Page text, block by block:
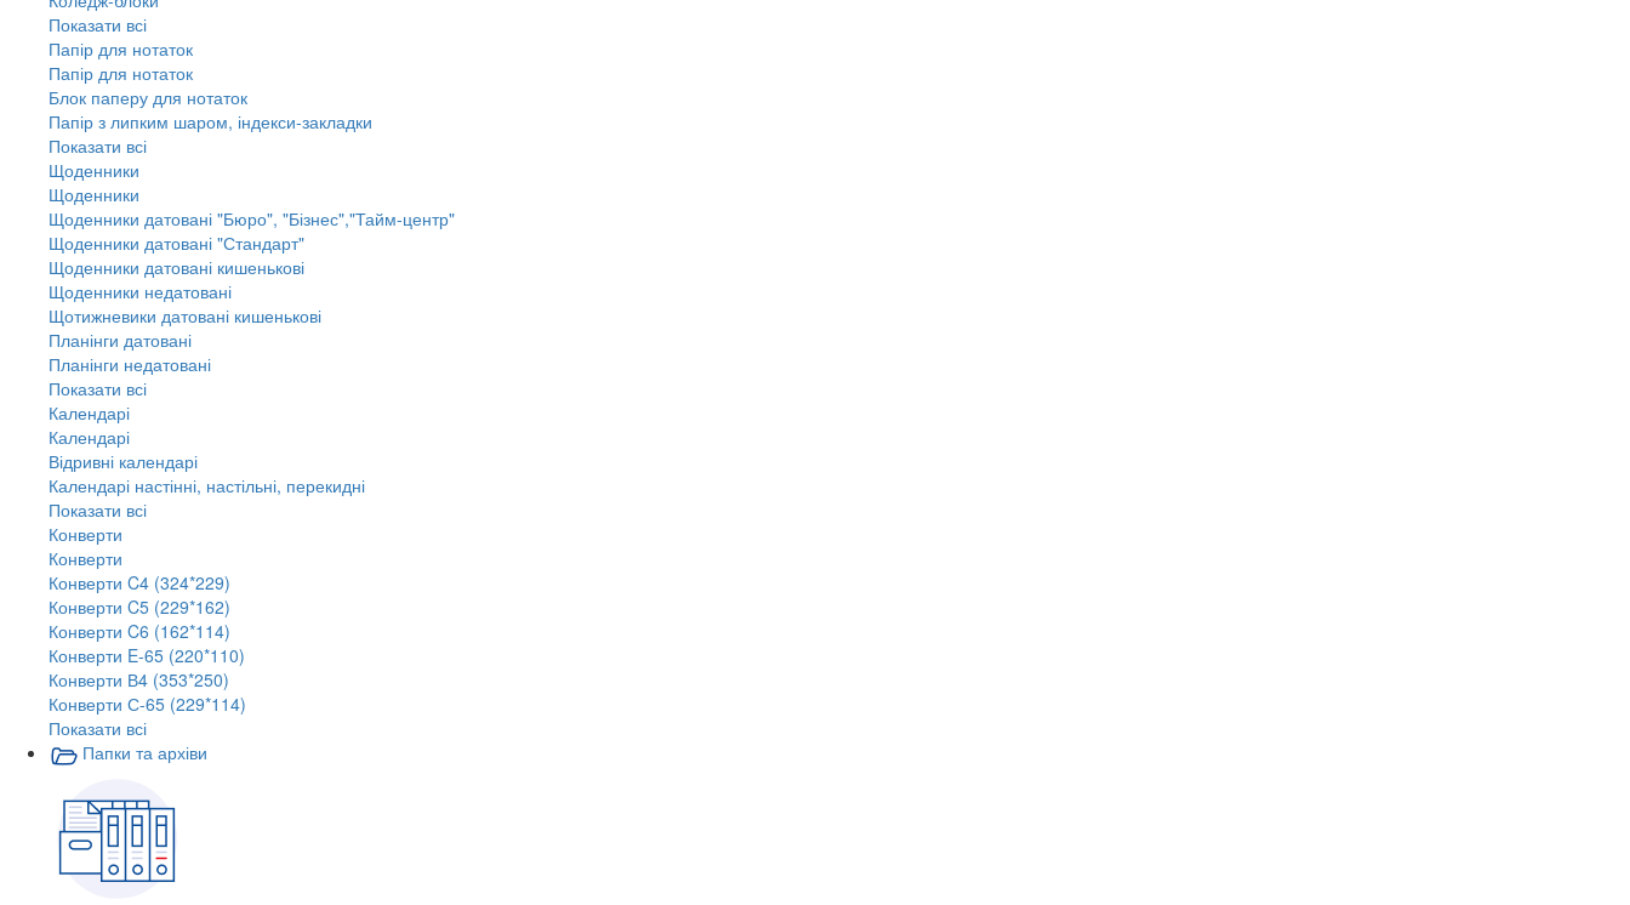
Показати всі
Папір для нотаток
Папір для нотаток
Блок паперу для нотаток
Папір з липким шаром, індекси-закладки
Показати всі
Щоденники
Щоденники
Щоденники датовані "Бюро", "Бізнес","Тайм-центр"
Щоденники датовані "Стандарт"
Щоденники датовані кишенькові
Щоденники недатовані
Щотижневики датовані кишенькові
Планінги датовані
Планінги недатовані
Показати всі
Календарі
Календарі
Відривні календарі
Календарі настінні, настільні, перекидні
Показати всі
Конверти
Конверти
Конверти C4 (324*229)
Конверти C5 (229*162)
Конверти C6 (162*114)
Конверти E-65 (220*110)
Конверти В4 (353*250)
Конверти С-65 (229*114)
Показати всі
Папки та архіви